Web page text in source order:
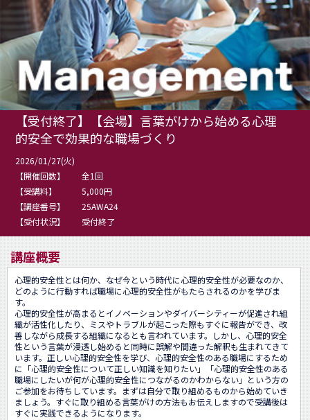
【受付終了】【会場】言葉がけから始める心理
的安全で効果的な職場づくり
2026/01/27(火)
【開催回数】
全1回
【受講料】
5,000円
【講座番号】
25AWA24
【受付状況】
受付終了
講座概要
心理的安全性とは何か、なぜ今という時代に心理的安全性が必要なのか、
どのように行動すれば職場に心理的安全性がもたらされるのかを学びま
す。
心理的安全性が高まるとイノベーションやダイバーシティーが促進され組
織が活性化したり、ミスやトラブルが起こった際もすぐに報告ができ、改
善しながら成長する組織になるとも言われています。しかし、心理的安全
性という言葉が浸透し始めると同時に誤解や間違った解釈も生まれてきて
います。正しい心理的安全性を学び、心理的安全性のある職場にするため
に「心理的安全性について正しい知識を知りたい」「心理的安全性のある
職場にしたいが何が心理的安全性につながるのかわからない」という方の
ご参加をお待ちしています。まずは自分で取り組めるものから始めていき
ましょう。すぐに取り組める言葉がけの方法もお伝えしますので受講後は
すぐに実践できるようになります。